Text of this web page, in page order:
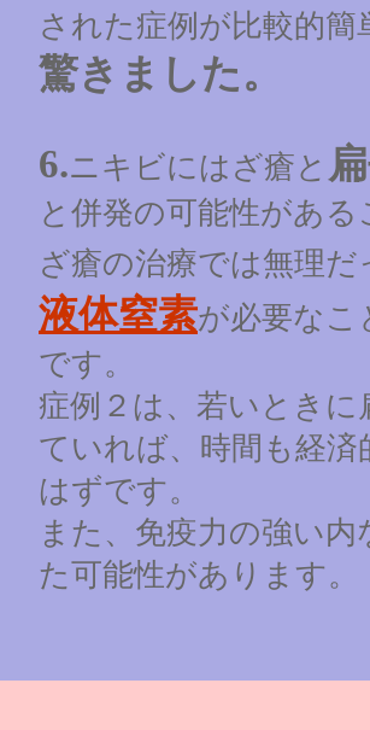
された症例が比較的
驚きました。
6.ニキビにはざ瘡と
と併発の可能性があ
ざ瘡の治療では無理
液体窒素が必要なこ
です。
症例２は、若いとき
ていれば、時間も経
はずです。
また、免疫力の強い
た可能性があります。